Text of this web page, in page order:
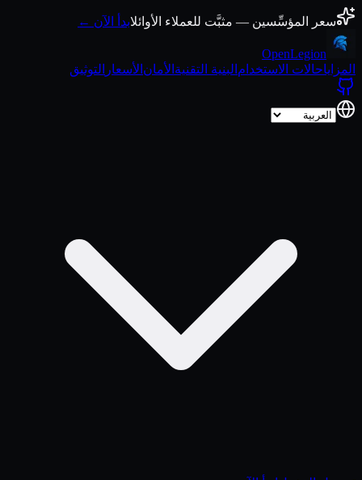
انتقل إلى المحتوى
سعر المؤسِّسين — مثبَّت للعملاء الأوائلابدأ الآن ←
OpenLegion
المزاياحالات الاستخدام البنية التقنية الأمان الأسعار التوثيق